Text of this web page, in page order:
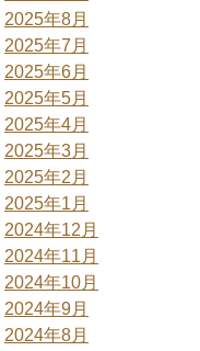
2025年8月
2025年7月
2025年6月
2025年5月
2025年4月
2025年3月
2025年2月
2025年1月
2024年12月
2024年11月
2024年10月
2024年9月
2024年8月